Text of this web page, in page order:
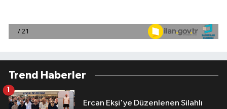
Trend Haberler
Ercan Ekşi'ye Düzenlenen Silahlı
1